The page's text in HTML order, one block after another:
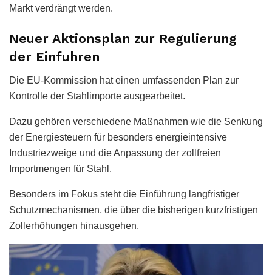
Markt verdrängt werden.
Neuer Aktionsplan zur Regulierung
der Einfuhren
Die EU-Kommission hat einen umfassenden Plan zur
Kontrolle der Stahlimporte ausgearbeitet.
Dazu gehören verschiedene Maßnahmen wie die Senkung
der Energiesteuern für besonders energieintensive
Industriezweige und die Anpassung der zollfreien
Importmengen für Stahl.
Besonders im Fokus steht die Einführung langfristiger
Schutzmechanismen, die über die bisherigen kurzfristigen
Zollerhöhungen hinausgehen.